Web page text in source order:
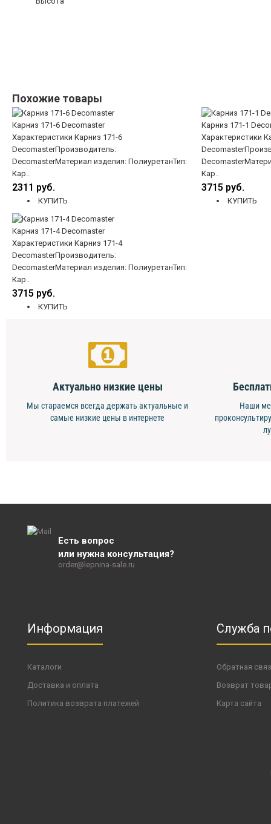
Похожие товары
Карниз 171-6 Decomaster
Характеристики Карниз 171-6
DecomasterПроизводитель:
DecomasterМатериал изделия: ПолиуретанТип:
Кар..
2311 руб.
КУПИТЬ
Карниз 171-1
Характеристики
Кар..
3715 руб.
КУПИТЬ
Карниз 171-4 Decomaster
Характеристики Карниз 171-4
DecomasterПроизводитель:
DecomasterМатериал изделия: ПолиуретанТип:
Кар..
3715 руб.
КУПИТЬ
Актуально низкие цены
Мы стараемся всегда держать актуальные и
самые низкие цены в интернете
Наши
Есть вопрос
или нужна консультация?
order@lepnina-sale.ru
Информация
Каталоги
Доставка и оплата
Политика возврата платежей
Служба
Обратная
Возврат
Карта сайта